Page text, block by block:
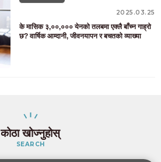
2025.03.25
के मासिक ३,००,००० येनको तलबमा एक्लै बाँच्न गाह्रो
छ? वार्षिक आम्दानी, जीवनयापन र बचतको व्याख्या
कोठा खोज्नुहोस्
SEARCH